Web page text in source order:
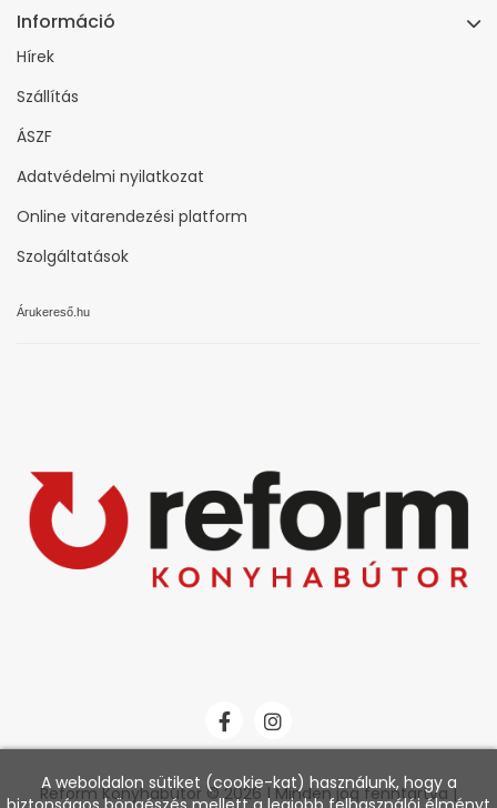
Információ
Hírek
Szállítás
ÁSZF
Adatvédelmi nyilatkozat
Online vitarendezési platform
Szolgáltatások
Árukereső.hu
Reform Konyhabútor © 2026 | Minden jog fenntartva |
A weboldalon sütiket (cookie-kat) használunk, hogy a